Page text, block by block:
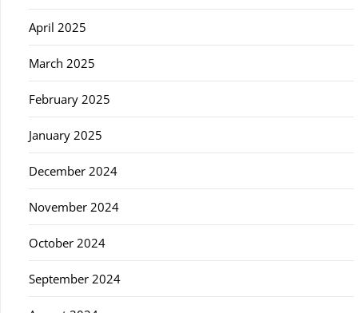
April 2025
March 2025
February 2025
January 2025
December 2024
November 2024
October 2024
September 2024